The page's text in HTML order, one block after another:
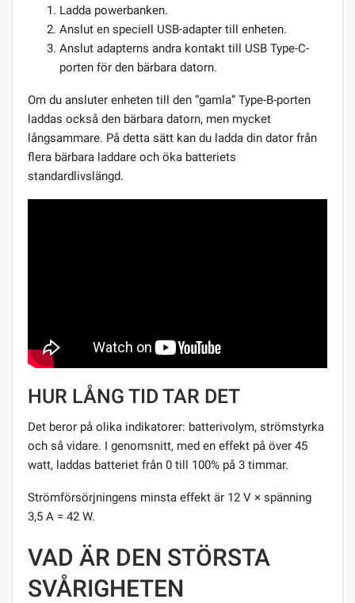
Ladda powerbanken.
Anslut en speciell USB-adapter till enheten.
Anslut adapterns andra kontakt till USB Type-C-
porten för den bärbara datorn.
Om du ansluter enheten till den ”gamla” Type-B-porten
laddas också den bärbara datorn, men mycket
långsammare. På detta sätt kan du ladda din dator från
flera bärbara laddare och öka batteriets
standardlivslängd.
HUR LÅNG TID TAR DET
Det beror på olika indikatorer: batterivolym, strömstyrka
och så vidare. I genomsnitt, med en effekt på över 45
watt, laddas batteriet från 0 till 100% på 3 timmar.
Strömförsörjningens minsta effekt är 12 V × spänning
3,5 A = 42 W.
VAD ÄR DEN STÖRSTA
SVÅRIGHETEN